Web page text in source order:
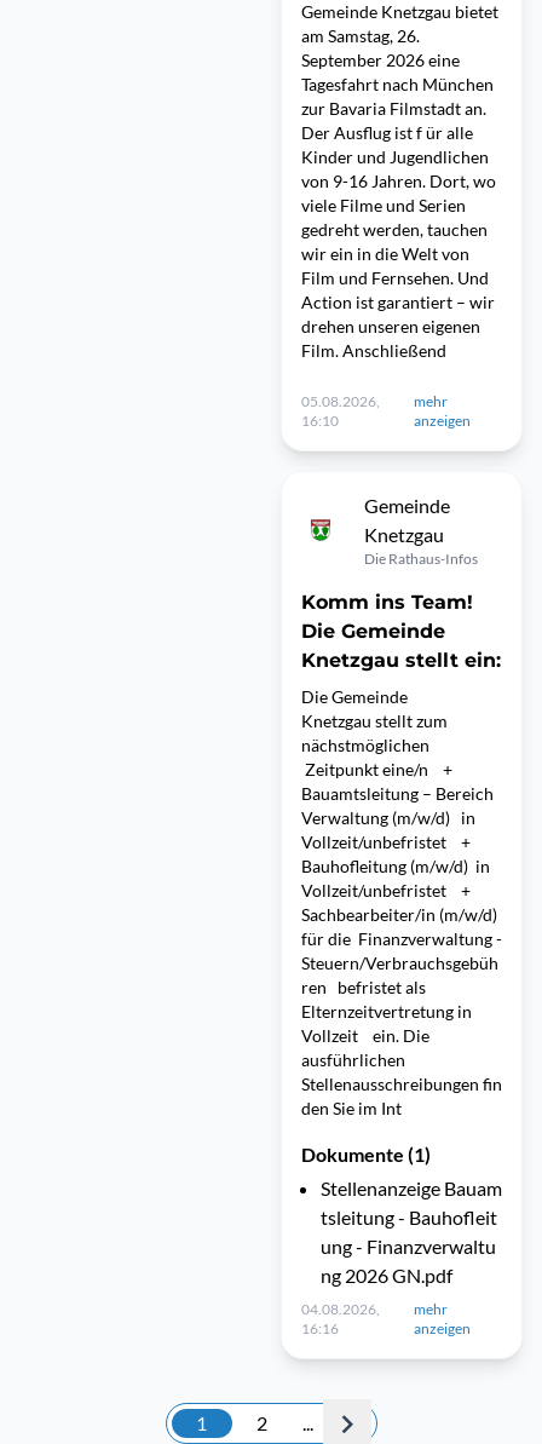
Gemeinde Knetzgau bietet
am Samstag, 26.
September 2026 eine
Tagesfahrt nach München
zur Bavaria Filmstadt an.
Der Ausflug ist f ür alle
Kinder und Jugendlichen
von 9-16 Jahren. Dort, wo
viele Filme und Serien
gedreht werden, tauchen
wir ein in die Welt von
Film und Fernsehen. Und
Action ist garantiert – wir
drehen unseren eigenen
Film. Anschließend
05.08.2026,
16:10
mehr
anzeigen
Gemeinde
Knetzgau
Die Rathaus-Infos
Komm ins Team!
Die Gemeinde
Knetzgau stellt ein:
Die Gemeinde
Knetzgau stellt zum
nächstmöglichen
Zeitpunkt eine/n +
Bauamtsleitung – Bereich
Verwaltung (m/w/d) in
Vollzeit/unbefristet +
Bauhofleitung (m/w/d) in
Vollzeit/unbefristet +
Sachbearbeiter/in (m/w/d)
für die Finanzverwaltung -
Steuern/Verbrauchsgebüh
ren befristet als
Elternzeitvertretung in
Vollzeit ein. Die
ausführlichen
Stellenausschreibungen fin
den Sie im Int
Dokumente (1)
Stellenanzeige Bauam
tsleitung - Bauhofleit
ung - Finanzverwaltu
ng 2026 GN.pdf
04.08.2026,
16:16
mehr
anzeigen
1 2 ...